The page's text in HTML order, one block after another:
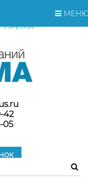
И СРОКИ
У МЕНЕДЖЕРОВ
42
05